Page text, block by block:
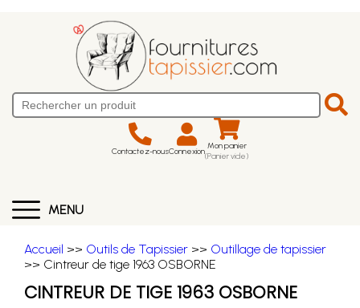
Contactez-nousConnexion Mon panier
(Panier vide)
MENU
Accueil >> Outils de Tapissier >> Outillage de tapissier
>> Cintreur de tige 1963 OSBORNE
CINTREUR DE TIGE 1963 OSBORNE